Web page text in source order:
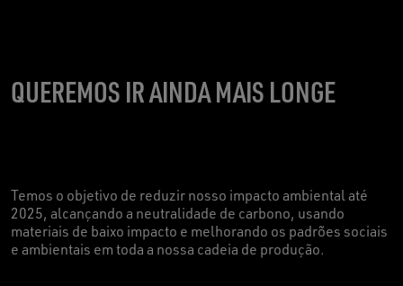
QUEREMOS IR AINDA MAIS LONGE
Temos o objetivo de reduzir nosso impacto ambiental até
2025, alcançando a neutralidade de carbono, usando
materiais de baixo impacto e melhorando os padrões sociais
e ambientais em toda a nossa cadeia de produção.